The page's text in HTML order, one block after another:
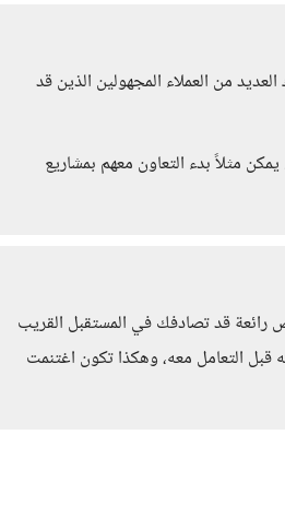
من العملاء المجهولين الذين قد
مثلاً بدء التعاون معهم بمشاريع
قد تصادفك في المستقبل القريب
قبل التعامل معه، وهكذا تكون اغتنمت